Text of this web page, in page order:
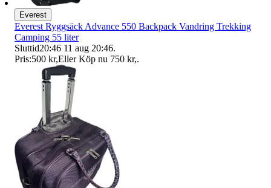
Everest
Everest Ryggsäck Advance 550 Backpack Vandring Trekking
Camping 55 liter
Sluttid20:46 11 aug 20:46.
Pris:500 kr,Eller Köp nu 750 kr,.